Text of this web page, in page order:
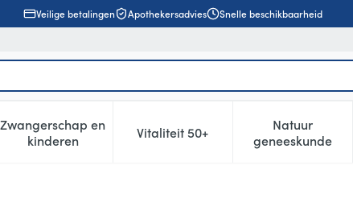
Veilige betalingen Apothekersadvies Snelle beschikbaarheid
verzorging en hygiëne categorie
voor Dieet, voeding en vitamines categorie
Zwangerschap en
kinderenToon submenu voor Zwangerschap en kinderen
Vitaliteit 50+Toon submenu voor Vitaliteit
Natuur
geneeskunde
Toon